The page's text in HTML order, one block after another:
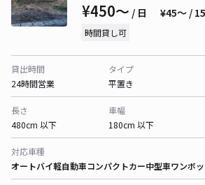
¥450〜 / 日 ¥45〜 /
時間貸し可
貸出時間
24時間営業
タイプ
平置き
長さ
480cm 以下
車幅
180cm 以下
対応車種
オートバイ軽自動車コンパクトカー中型車ワンボ